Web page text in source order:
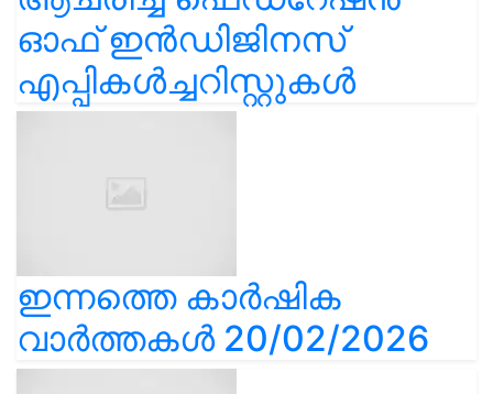
ഓഫ് ഇൻഡിജിനസ്
എപ്പികൾച്ചറിസ്റ്റുകൾ
ഇന്നത്തെ കാർഷിക
വാർത്തകൾ 20/02/2026